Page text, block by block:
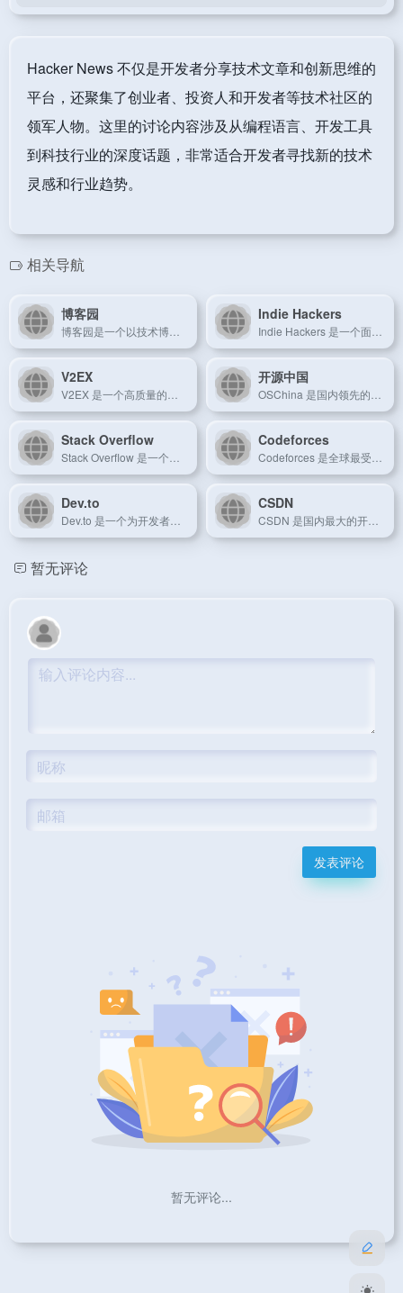
Hacker News 不仅是开发者分享技术文章和创新思维的
平台，还聚集了创业者、投资人和开发者等技术社区的
领军人物。这里的讨论内容涉及从编程语言、开发工具
到科技行业的深度话题，非常适合开发者寻找新的技术
灵感和行业趋势。
相关导航
博客园 Indie Hackers
V2EX 开源中国
Stack Overflow Codeforces
Dev.to CSDN
暂无评论
发表评论
暂无评论...